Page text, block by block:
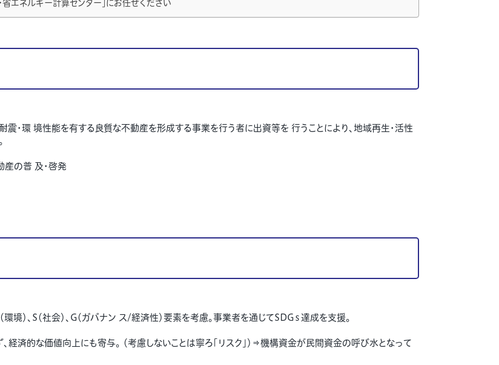
エネルギー計算センター」にお任せください
震・環 境性能を有する良質な不動産を形成する事業を行う者に出資等を 行うことにより、地域再生・活性
産の普 及・啓発
（環境）、 S（社会）、 G（ガバナン ス/経済性）要素を考慮。事業者を通じてSDGｓ達成を支援。
経済的な価値向上にも寄与。 （考慮しないことは寧ろ「リスク」）⇒機構資金が民間資金の呼び水となって